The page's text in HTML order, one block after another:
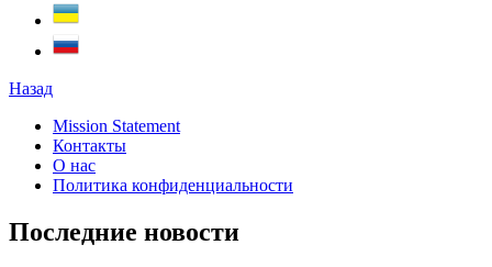
Назад
Mission Statement
Контакты
О нас
Политика конфиденциальности
Последние новости